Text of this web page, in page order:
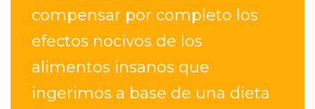
compensar por completo los
efectos nocivos de los
alimentos insanos que
ingerimos a base de una dieta